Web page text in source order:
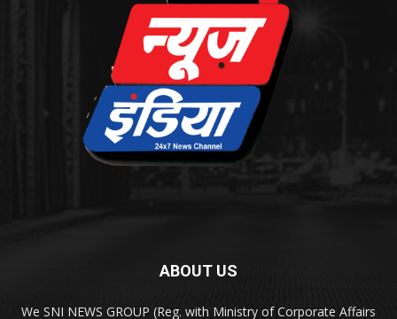
ABOUT US
We SNI NEWS GROUP (Reg. with Ministry of Corporate Affairs